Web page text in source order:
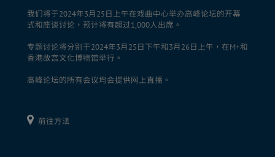
我们将于2024年3月25日上午在戏曲中心举办高峰论坛的开幕
式和座谈讨论，预计将有超过1,000人出席。
专题讨论将分别于2024年3月25日下午和3月26日上午，在M+和
香港故宫文化博物馆举行。
高峰论坛的所有会议均会提供网上直播。
前往方法